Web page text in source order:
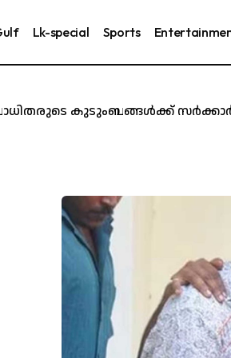
Lk-special Sports
കുടുംബങ്ങൾക്ക് സർക്കാർ